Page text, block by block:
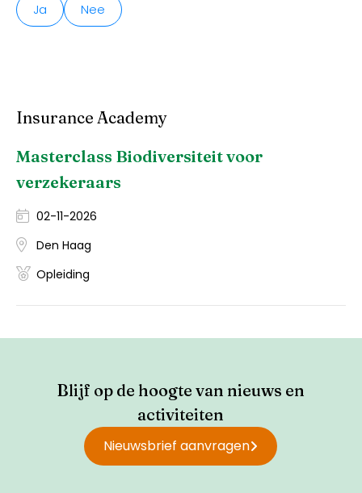
Ja Nee
Insurance Academy
Masterclass Biodiversiteit voor
verzekeraars
02-11-2026
Den Haag
Opleiding
Blijf op de hoogte van nieuws en
activiteiten
Nieuwsbrief aanvragen